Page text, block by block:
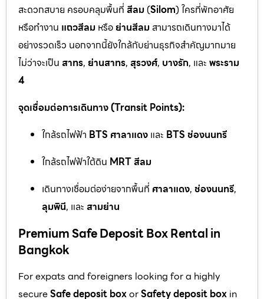
สะดวกสบาย ครอบคลุมพื้นที่ สีลม(Silom) ใครที่พักอาศัย
หรือทำงาน แถวสีลม หรือย่านสีลม สามารถเดินทางมาได้
อย่างรวดเร็ว นอกจากนี้ยังใกล้กับย่านธุรกิจสำคัญมากมาย
ไม่ว่าจะเป็น สาทร, ย่านสาทร, สุรวงศ์, บางรัก, และ พระราม
4
จุดเชื่อมต่อการเดินทาง (Transit Points):
ใกล้รถไฟฟ้า BTS ศาลาแดง และ BTS ช่องนนทรี
ใกล้รถไฟฟ้าใต้ดิน MRT สีลม
เดินทางเชื่อมต่อง่ายจากพื้นที่ ศาลาแดง, ช่องนนทรี,
ลุมพินี, และ สามย่าน
Premium Safe Deposit Box Rental in
Bangkok
For expats and foreigners looking for a highly
secureSafe deposit boxorSafety deposit box in